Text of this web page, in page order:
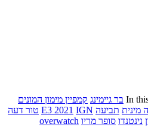
In בר גיימינג קמפיין מימון המונים
מינית תביעה E3 2021 IGN
טור דעה
נינטנדו סופר מריו overwatch